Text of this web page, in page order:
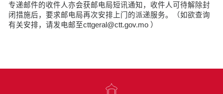
专递邮件的收件人亦会获邮电局短讯通知，收件人可待解除封
闭措施后，要求邮电局再次安排上门的派递服务。（如欲查询
有关安排，请发电邮至cttgeral@ctt.gov.mo ）